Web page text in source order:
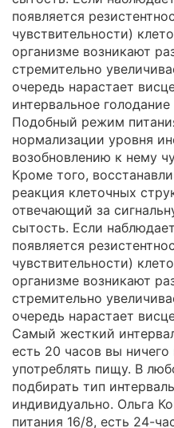
появляется
чувствительности)
организме возникают
стремительно
очередь нарастает
интервальное
Подобный режим
нормализации уровня
возобновлению к нему
Кроме того,
реакция клеточных
отвечающий за
сытость. Если
появляется
чувствительности)
организме возникают
стремительно
очередь нарастает
Самый жесткий
есть 20 часов вы
употреблять пищу. В
подбирать тип
индивидуально. Ольга
питания 16/8, есть 24-